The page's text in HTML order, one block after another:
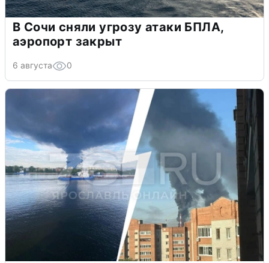
В Сочи сняли угрозу атаки БПЛА,
аэропорт закрыт
6 августа 0